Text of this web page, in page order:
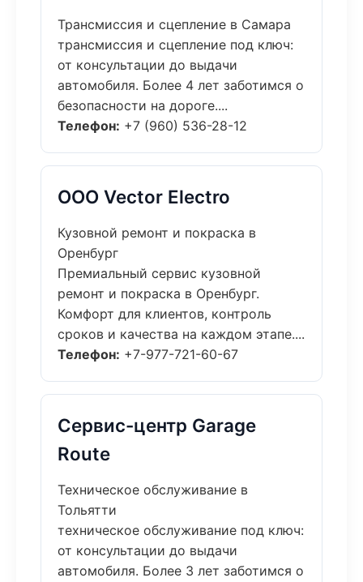
Трансмиссия и сцепление в Самара
трансмиссия и сцепление под ключ:
от консультации до выдачи
автомобиля. Более 4 лет заботимся о
безопасности на дороге....
Телефон: +7 (960) 536-28-12
ООО Vector Electro
Кузовной ремонт и покраска в
Оренбург
Премиальный сервис кузовной
ремонт и покраска в Оренбург.
Комфорт для клиентов, контроль
сроков и качества на каждом этапе....
Телефон: +7-977-721-60-67
Сервис-центр Garage
Route
Техническое обслуживание в
Тольятти
техническое обслуживание под ключ:
от консультации до выдачи
автомобиля. Более 3 лет заботимся о